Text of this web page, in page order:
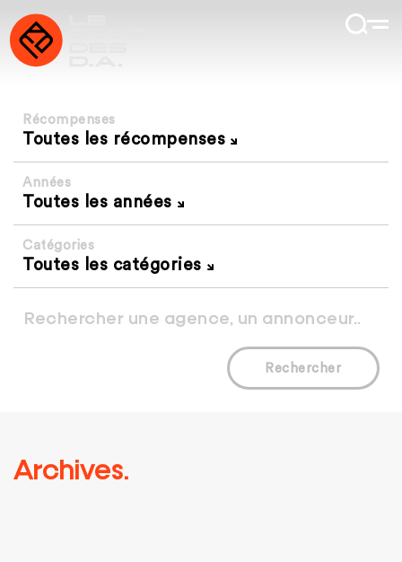
Récompenses
Toutes les récompenses
Années
Toutes les années
Catégories
Toutes les catégories
Rechercher
Archives.